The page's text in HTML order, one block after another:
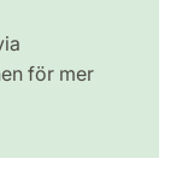
för mer